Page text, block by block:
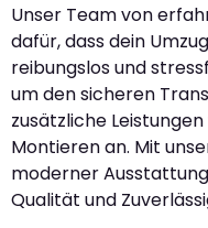
Unser Team von
dafür, dass dein
reibungslos und
um den sicheren
zusätzliche
Montieren an. Mit
moderner
Qualität und